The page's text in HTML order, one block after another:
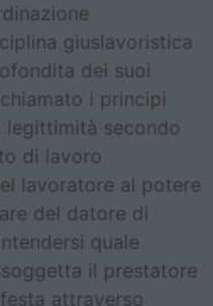
giuslavoristica
dei suoi
i principi
legittimità secondo
di lavoro
lavoratore al potere
del datore di
quale
il prestatore
attraverso